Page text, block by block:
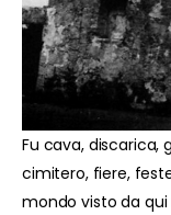
Fu cava, discarica,
cimitero, fiere,
mondo visto da